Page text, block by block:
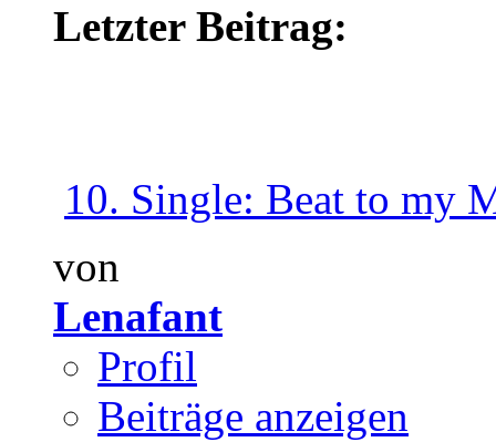
Letzter Beitrag:
10. Single: Beat to my
von
Lenafant
Profil
Beiträge anzeigen